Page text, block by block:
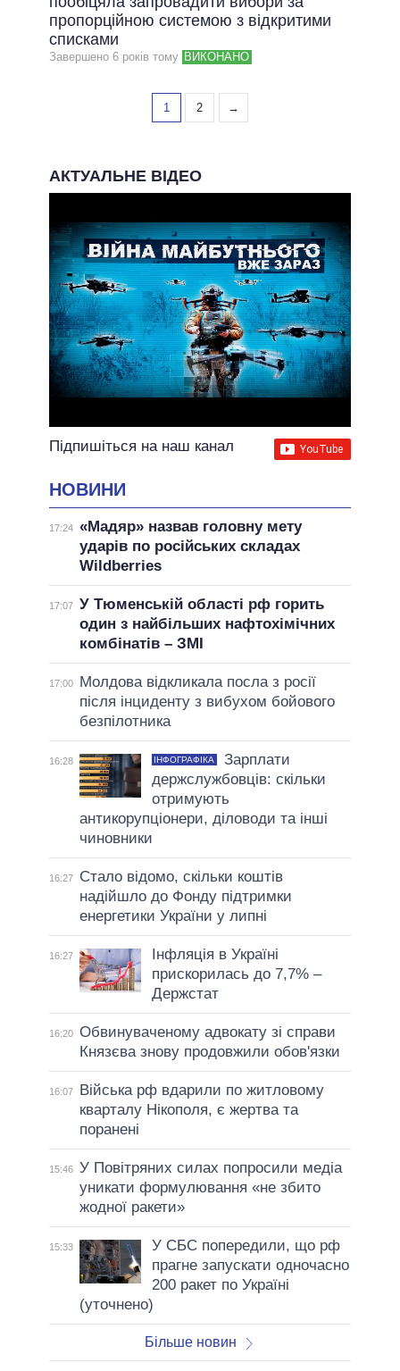
пропорційною системою з відкритими
списками
Завершено 6 рокiв тому ВИКОНАНО
1 2 →
АКТУАЛЬНЕ ВІДЕО
Підпишіться на наш канал
НОВИНИ
17:24 «Мадяр» назвав головну мету
ударів по російських складах
Wildberries
17:07 У Тюменській області рф горить
один з найбільших нафтохімічних
комбінатів – ЗМІ
17:00
Молдова відкликала посла з росії
після інциденту з вибухом бойового
безпілотника
16:28 ІНФОГРАФІКА
Зарплати
держслужбовців: скільки
отримують
антикорупціонери, діловоди та інші
чиновники
16:27
Стало відомо, скільки коштів
надійшло до Фонду підтримки
енергетики України у липні
16:27
Інфляція в Україні
прискорилась до 7,7% –
Держстат
16:20 Обвинуваченому адвокату зі справи
Князєва знову продовжили обов'язки
16:07
Війська рф вдарили по житловому
кварталу Нікополя, є жертва та
поранені
15:46 У Повітряних силах попросили медіа
уникати формулювання «не збито
жодної ракети»
15:33
У СБС попередили, що рф
прагне запускати одночасно
200 ракет по Україні
(уточнено)
Більше новин